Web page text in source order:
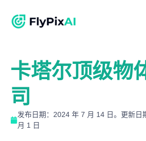
卡塔尔顶级物
司
发布日期：2024 年 7 月 14 日。更新日
月 1 日